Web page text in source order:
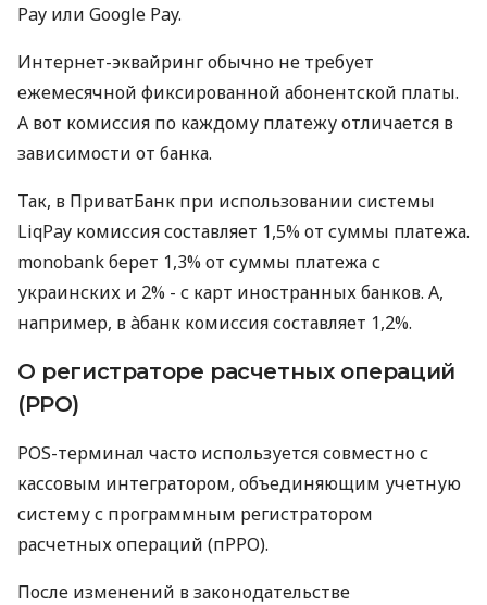
Pay или Google Pay.
Интернет-эквайринг обычно не требует
ежемесячной фиксированной абонентской платы.
А вот комиссия по каждому платежу отличается в
зависимости от банка.
Так, в ПриватБанк при использовании системы
LiqPay комиссия составляет 1,5% от суммы платежа.
monobank берет 1,3% от суммы платежа с
украинских и 2% - с карт иностранных банков. А,
например, в àбанк комиссия составляет 1,2%.
О регистраторе расчетных операций
(РРО)
POS-терминал часто используется совместно с
кассовым интегратором, объединяющим учетную
систему с программным регистратором
расчетных операций (пРРО).
После изменений в законодательстве